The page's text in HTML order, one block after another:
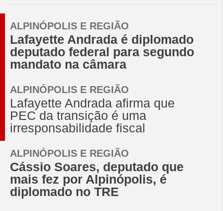
ALPINÓPOLIS E REGIÃO
Lafayette Andrada é diplomado
deputado federal para segundo
mandato na câmara
ALPINÓPOLIS E REGIÃO
Lafayette Andrada afirma que
PEC da transição é uma
irresponsabilidade fiscal
ALPINÓPOLIS E REGIÃO
Cássio Soares, deputado que
mais fez por Alpinópolis, é
diplomado no TRE